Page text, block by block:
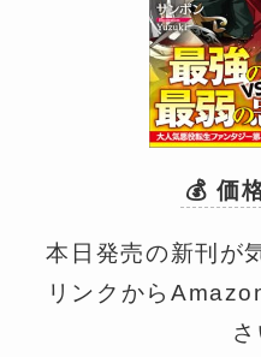
💰 価
本日発売の新刊が
リンクから
さ